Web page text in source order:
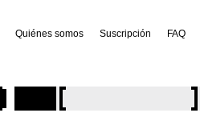
Quiénes somos Suscripción FAQ